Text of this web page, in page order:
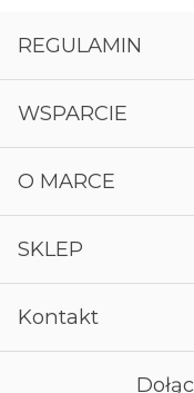
REGULAMIN
WSPARCIE
O MARCE
SKLEP
Kontakt